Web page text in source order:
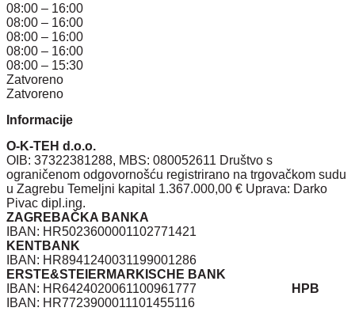
08:00 – 16:00
08:00 – 16:00
08:00 – 16:00
08:00 – 16:00
08:00 – 15:30
Zatvoreno
Zatvoreno
Informacije
O-K-TEH d.o.o.
OIB: 37322381288, MBS: 080052611 Društvo s
ograničenom odgovornošću registrirano na trgovačkom sudu
u Zagrebu Temeljni kapital 1.367.000,00 € Uprava: Darko
Pivac dipl.ing.
ZAGREBAČKA BANKA
IBAN: HR5023600001102771421
KENTBANK
IBAN: HR8941240031199001286
ERSTE&STEIERMARKISCHE BANK
IBAN: HR6424020061100961777
HPB
IBAN: HR7723900011101455116